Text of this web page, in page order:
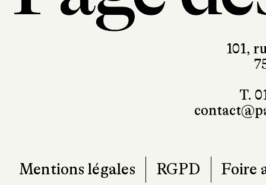
101,
T.
Mentions légales RGPD Foire